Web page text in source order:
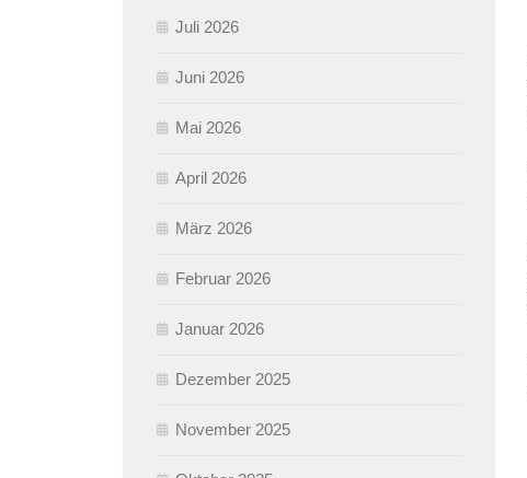
Juli 2026
Juni 2026
Mai 2026
April 2026
März 2026
Februar 2026
Januar 2026
Dezember 2025
November 2025